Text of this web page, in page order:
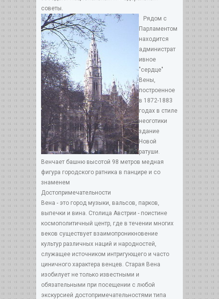
советы.
Рядом с
Парламентом
находится
администрат
ивное
"сердце"
Вены,
построенное
в 1872-1883
годах в стиле
неоготики
здание
Новой
ратуши.
Венчает башню высотой 98 метров медная
фигура городского ратника в панцире и со
знаменем
Достопримечательности
Вена - это город музыки, вальсов, парков,
выпечки и вина. Столица Австрии - поистине
космополитичный центр, где в течении многих
веков существует взаимопроникновение
культур различных наций и народностей,
служащее источником интригующего и часто
циничного характера венцев. Старая Вена
изобилует не только известными и
обязательными при посещении с любой
экскурсией достопримечательностями типа